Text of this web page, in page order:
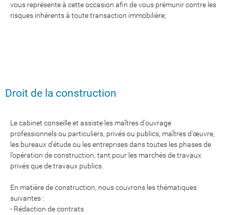
vous représente à cette occasion afin de vous prémunir contre les
risques inhérents à toute transaction immobilière;
Droit de la construction
Le cabinet conseille et assiste les maîtres d'ouvrage
professionnels ou particuliers, privés ou publics, maîtres d'œuvre,
les bureaux d’étude ou les entreprises dans toutes les phases de
l’opération de construction, tant pour les marchés de travaux
privés que de travaux publics.
En matière de construction, nous couvrons les thématiques
suivantes :
- Rédaction de contrats